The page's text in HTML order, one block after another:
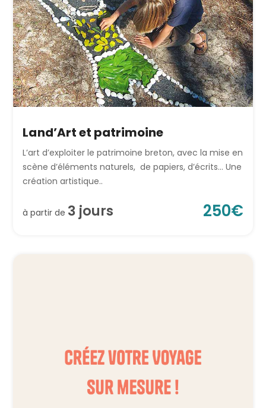
Land’Art et patrimoine
L’art d’exploiter le patrimoine breton, avec la mise en
scène d’éléments naturels, de papiers, d’écrits… Une
création artistique..
à partir de 3 jours 250€